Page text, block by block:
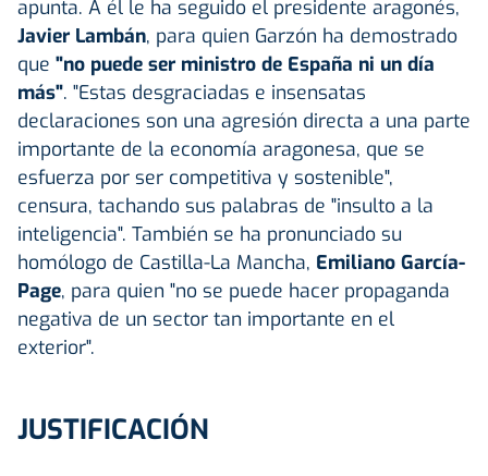
apunta. A él le ha seguido el presidente aragonés,
Javier Lambán, para quien Garzón ha demostrado
que "no puede ser ministro de España ni un día
más". "Estas desgraciadas e insensatas
declaraciones son una agresión directa a una parte
importante de la economía aragonesa, que se
esfuerza por ser competitiva y sostenible",
censura, tachando sus palabras de "insulto a la
inteligencia". También se ha pronunciado su
homólogo de Castilla-La Mancha, Emiliano García-
Page, para quien "no se puede hacer propaganda
negativa de un sector tan importante en el
exterior".
JUSTIFICACIÓN